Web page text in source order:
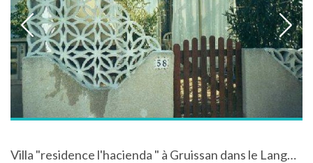
Villa "residence l'hacienda " à Gruissan dans le Languedoc-Roussillon avec piscine privée